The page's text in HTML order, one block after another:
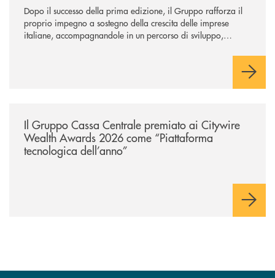
Dopo il successo della prima edizione, il Gruppo rafforza il
proprio impegno a sostegno della crescita delle imprese
italiane, accompagnandole in un percorso di sviluppo,
Il Gruppo Cassa Centrale premiato ai Citywire
Wealth Awards 2026 come “Piattaforma
tecnologica dell’anno”